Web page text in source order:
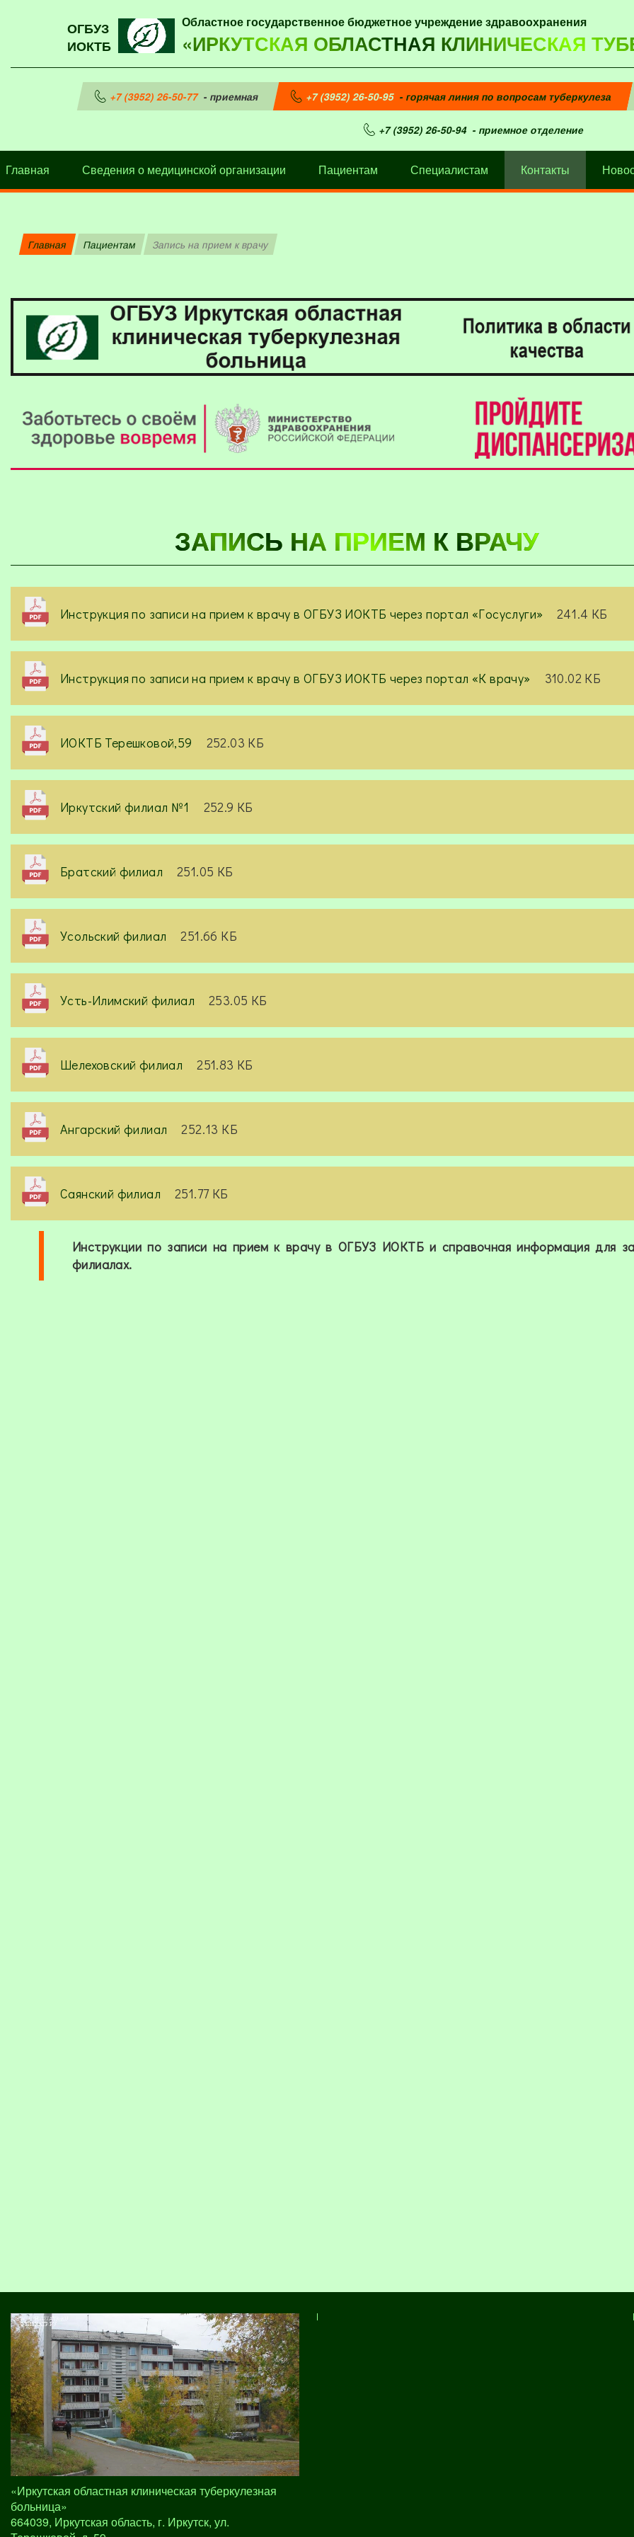
ОГБУЗ
ИОКТБ
Областное государственное бюджетное учреждение здравоохранения
«ИРКУТСКАЯ ОБЛАСТНАЯ КЛИНИЧЕСКАЯ
+7 (3952) 26-50-77- приемная +7 (3952) 26-50-95- горячая линия по вопросам туберкулеза
+7 (3952) 26-50-94- приемное отделение
Главная Сведения о медицинской организации Пациентам Специалистам Контакты
Главная Пациентам Запись на прием к врачу
ЗАПИСЬ НА ПРИЕМ К ВРАЧУ
Инструкция по записи на прием к врачу в ОГБУЗ ИОКТБ через портал «Госуслуги» 241.4 КБ
Инструкция по записи на прием к врачу в ОГБУЗ ИОКТБ через портал «К врачу» 310.02 КБ
ИОКТБ Терешковой,59 252.03 КБ
Иркутский филиал №1 252.9 КБ
Братский филиал 251.05 КБ
Усольский филиал 251.66 КБ
Усть-Илимский филиал 253.05 КБ
Шелеховский филиал 251.83 КБ
Ангарский филиал 252.13 КБ
Саянский филиал 251.77 КБ
Инструкции по записи на прием к врачу в ОГБУЗ ИОКТБ и справочная информация для
филиалах.
«Иркутская областная клиническая туберкулезная
больница»
664039, Иркутская область, г. Иркутск, ул.